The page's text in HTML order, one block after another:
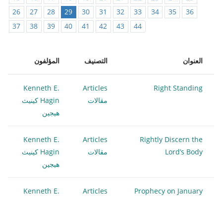
26
27 28 29 30 31 32 33 34 35
36
37
38 39 40 41 42 43 44
العنوان التصنيف المؤلفون
Right Standing
Articles
مقالات
Kenneth E.
Hagin كينيث
هيجين
Rightly Discern the
Lord’s Body
Articles
مقالات
Kenneth E.
Hagin كينيث
هيجين
Prophecy on January
Articles
Kenneth E.